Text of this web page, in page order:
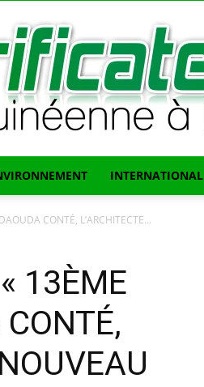
INTERNATIONAL
CONTÉ, L’ARCHITECTE...
13ÈME